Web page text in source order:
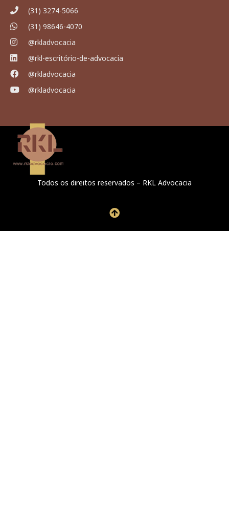
(31) 3274-5066
(31) 98646-4070
@rkladvocacia
@rkl-escritório-de-advocacia
@rkladvocacia
@rkladvocacia
Todos os direitos reservados – RKL Advocacia